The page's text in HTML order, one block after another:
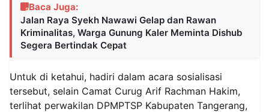
Baca Juga:
Jalan Raya Syekh Nawawi Gelap dan Rawan
Kriminalitas, Warga Gunung Kaler Meminta Dishub
Segera Bertindak Cepat
Untuk di ketahui, hadiri dalam acara sosialisasi
tersebut, selain Camat Curug Arif Rachman Hakim,
terlihat perwakilan DPMPTSP Kabupaten Tangerang,